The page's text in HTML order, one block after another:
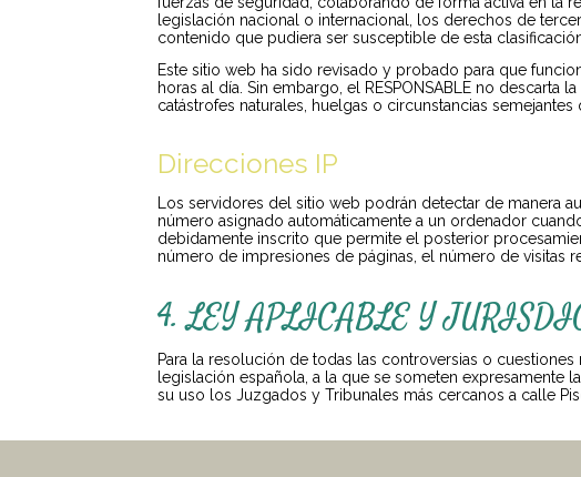
legislación nacional o internacional, los derechos de
contenido que pudiera ser susceptible de esta
Este sitio web ha sido revisado y probado para que
horas al día. Sin embargo, el RESPONSABLE no
catástrofes naturales, huelgas o circunstancias
Direcciones IP
Los servidores del sitio web podrán detectar de manera
número asignado automáticamente a un ordenador
debidamente inscrito que permite el posterior
número de impresiones de páginas, el número de visitas
4. LEY APLICABLE Y
Para la resolución de todas las controversias o
legislación española, a la que se someten
su uso los Juzgados y Tribunales más cercanos a calle